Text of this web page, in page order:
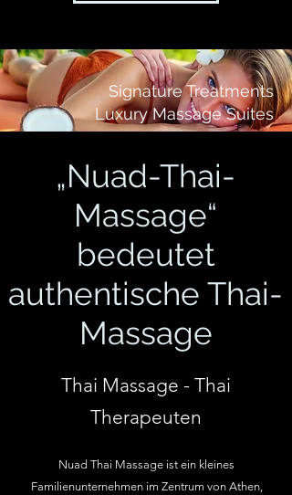
Signature Treatments
Luxury Massage Suites
„Nuad-Thai-
Massage“
bedeutet
authentische Thai-
Massage
Thai Massage - Thai
Therapeuten
Nuad Thai Massage ist ein kleines
Familienunternehmen im Zentrum von Athen,